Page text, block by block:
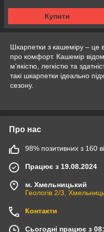
Купити
Шкарпетки з кашеміру – це
про комфорт. Кашемір
м’якістю, легкістю та
такі шкарпетки ідеально
сезону.
Про нас
98% позитивних з 160
Працює з 19.08.2024
м. Хмельницький
Геологів 2/3,
Контакти
Сьогодні працює з